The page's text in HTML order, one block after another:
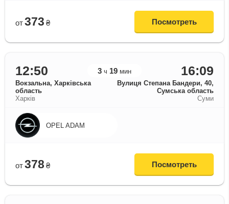
от 373 ₴ Посмотреть
12:50 3 ч 19 мин 16:09
Вокзальна, Харківська
область
Вулиця Степана Бандери, 40,
Сумська область
Харків
Суми
OPEL ADAM
от 378 ₴ Посмотреть